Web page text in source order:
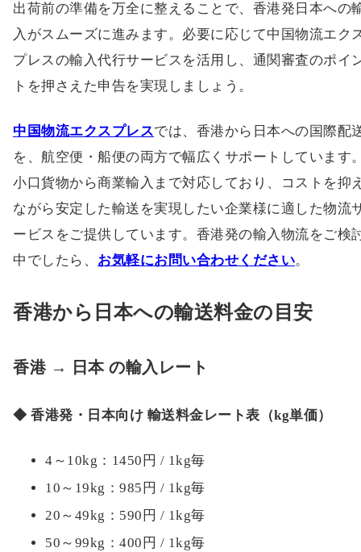
出荷前の準備を万全に整えることで、香港発日本への
入がスムーズに進みます。必要に応じて中国物流エク
プレスの輸入代行サービスを活用し、通関審査のポイ
トを押さえた申告を実現しましょう。
中国物流エクスプレスでは、香港から日本への国際配
を、航空便・船便の両方で幅広くサポートしています
小口貨物から商業輸入まで対応しており、コストを抑
ながら安定した輸送を実現したい企業様に適した物流
ービスをご提供しています。香港発の輸入物流をご検
中でしたら、 お気軽にお問い合わせください。
香港から日本への輸送料金の目安
香港 → 日本 の輸入レート
◆ 香港発・日本向け 輸送料金レート表（kg単価）
4～10kg：1450円 / 1kg毎
10～19kg：985円 / 1kg毎
20～49kg：590円 / 1kg毎
50～99kg：400円 / 1kg毎